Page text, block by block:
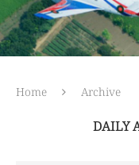
Home Archive
DAILY